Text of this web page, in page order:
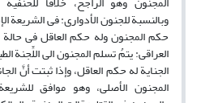
وبالنسبة للجنون الأدواری: فی الشریعة
حکم المجنون وله حکم العاقل فی حالة
العراقی: یتمُ تسلم المجنون الى اللِّجنة
الجنایة له حکم العاقل، وإذا ثبتت أنَّ
المجنون الأصلی، وهو موافق